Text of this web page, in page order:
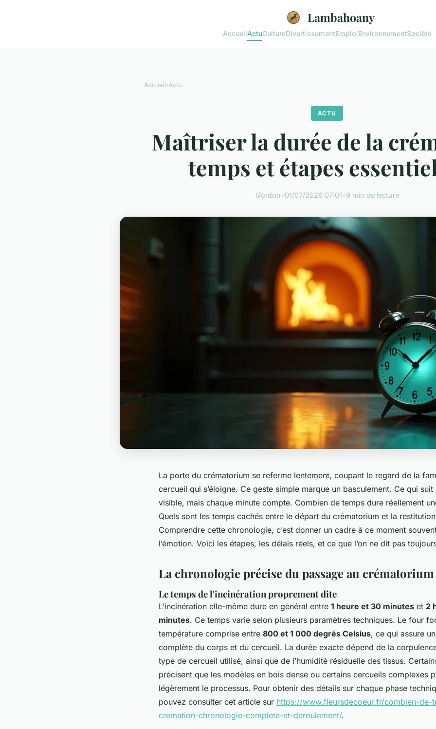
Lambahoany
AccueilActuCultureDivertissementEmploiEnvironnementSociété
Accueil›Actu
ACTU
Maîtriser la durée de la
temps et étapes
Gordon•01/07/2026 07:01•9 min de lecture
La porte du crématorium se referme lentement, coupant le regard de la
cercueil qui s’éloigne. Ce geste simple marque un basculement. Ce qui suit
visible, mais chaque minute compte. Combien de temps dure réellement
Quels sont les temps cachés entre le départ du crématorium et la
Comprendre cette chronologie, c’est donner un cadre à ce moment
l’émotion. Voici les étapes, les délais réels, et ce que l’on ne dit pas
La chronologie précise du passage au crématorium
Le temps de l'incinération proprement dite
L’incinération elle-même dure en général entre 1 heure et 30 minutes et 2
minutes. Ce temps varie selon plusieurs paramètres techniques. Le four
température comprise entre 800 et 1 000 degrés Celsius, ce qui assure
complète du corps et du cercueil. La durée exacte dépend de la
type de cercueil utilisé, ainsi que de l’humidité résiduelle des tissus.
précisent que les modèles en bois dense ou certains cercueils complexes
légèrement le processus. Pour obtenir des détails sur chaque phase
pouvez consulter cet article sur https://www.fleursdecoeur.fr/combien-de-
cremation-chronologie-complete-et-deroulement/.